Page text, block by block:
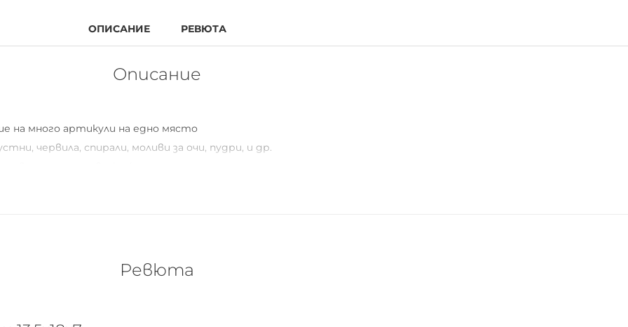
ОПИСАНИЕ РЕВЮТА
Описание
на много артикули на едно място
червила, спирали, моливи за очи, пудри, и др.
Ревюта